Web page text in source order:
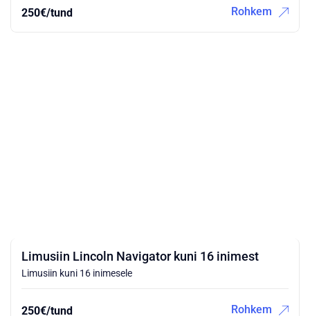
250€/tund Rohkem
Limusiin Lincoln Navigator kuni 16 inimest
Limusiin kuni 16 inimesele
250€/tund Rohkem